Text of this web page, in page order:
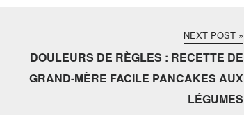
NEXT POST »
DOULEURS DE RÈGLES : RECETTE DE
GRAND-MÈRE FACILE PANCAKES AUX
LÉGUMES